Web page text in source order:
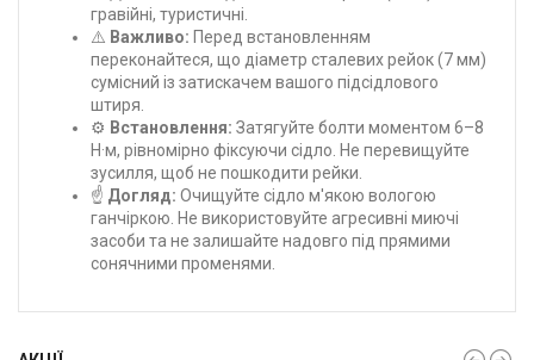
гравійні, туристичні.
⚠️ Важливо: Перед встановленням
переконайтеся, що діаметр сталевих рейок (7 мм)
сумісний із затискачем вашого підсідлового
штиря.
⚙️ Встановлення: Затягуйте болти моментом 6–8
Н·м, рівномірно фіксуючи сідло. Не перевищуйте
зусилля, щоб не пошкодити рейки.
☝️ Догляд: Очищуйте сідло м'якою вологою
ганчіркою. Не використовуйте агресивні миючі
засоби та не залишайте надовго під прямими
сонячними променями.